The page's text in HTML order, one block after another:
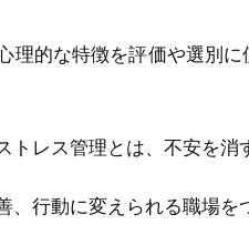
理的な特徴を評価や選別
トレス管理とは、不安を消
、行動に変えられる職場を